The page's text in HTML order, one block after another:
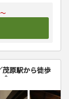
原駅から徒歩